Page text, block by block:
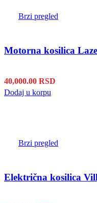
Brzi pregled
Motorna kosilica
40,000.00 RSD
Dodaj u korpu
Brzi pregled
Električna kosilica